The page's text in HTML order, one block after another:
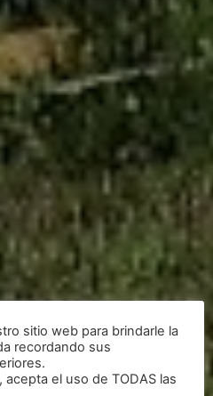
sitio web para brindarle la
recordando sus
el uso de TODAS las